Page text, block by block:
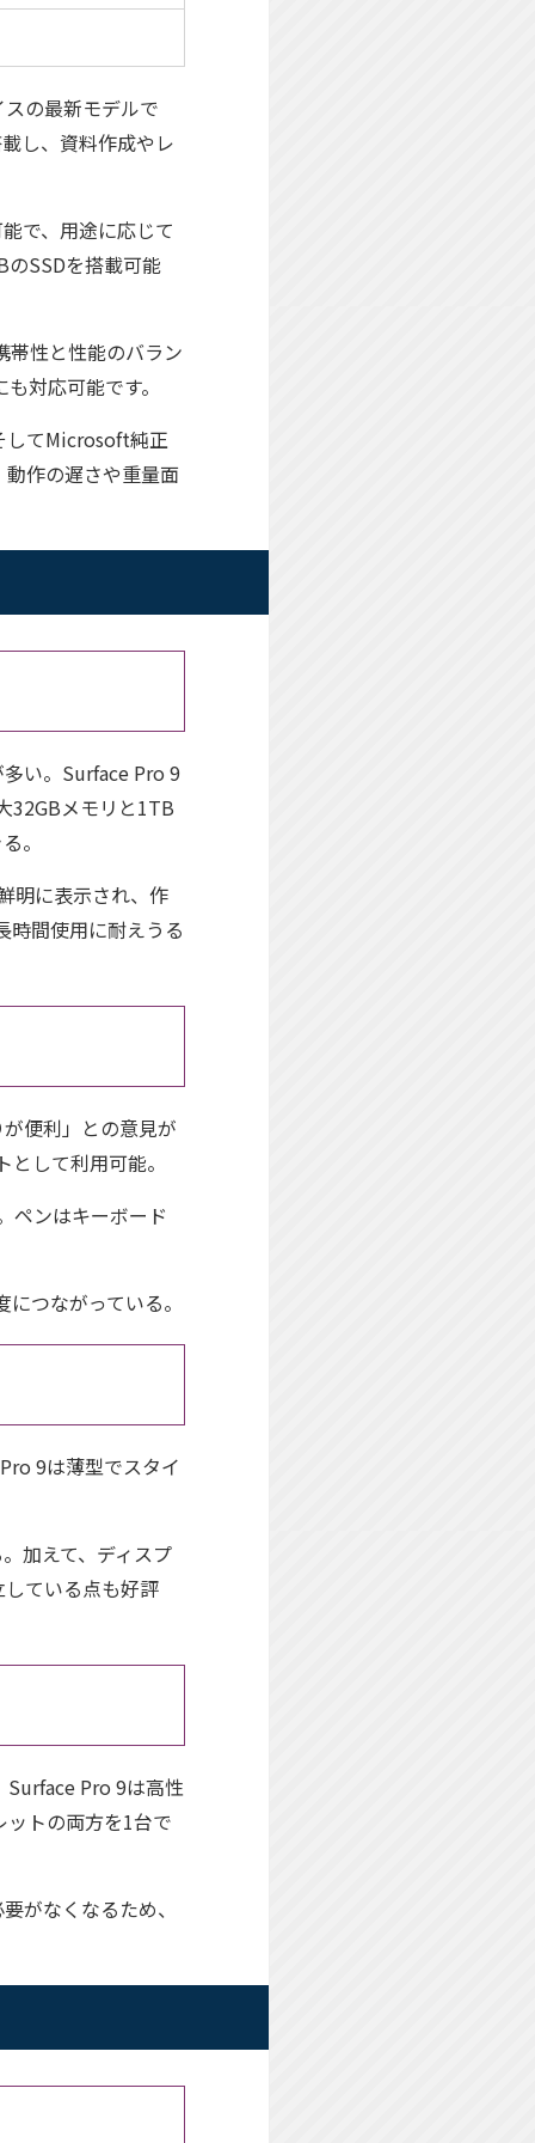
の最新モデルで
し、資料作成やレ
で、用途に応じて
のSSDを搭載可能
帯性と性能のバラン
対応可能です。
してMicrosoft純正
作の遅さや重量面
い。Surface Pro 9
32GBメモリと1TB
。
明に表示され、作
時間使用に耐えうる
便利」との意見が
して利用可能。
ペンはキーボード
つながっている。
9は薄型でスタイ
加えて、ディスプ
ている点も好評
Surface Pro 9は高性
トの両方を1台で
がなくなるため、